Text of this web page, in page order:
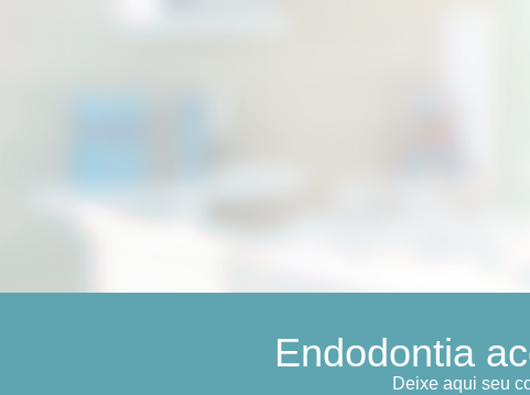
Endodontia
Deixe aqui seu